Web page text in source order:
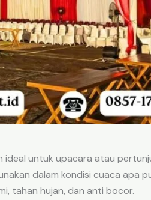
ideal untuk upacara atau
dalam kondisi cuaca apa
tahan hujan, dan anti bocor.